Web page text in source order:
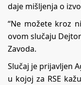
daje mišljenja o
“Ne možete kroz
ovom slučaju
Zavoda.
Slučaj je prijavljen
u kojoj za RSE